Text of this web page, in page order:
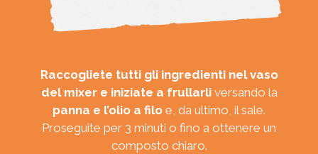
Raccogliete tutti gli ingredienti nel vaso
del mixer e iniziate a frullarliversando la
panna e l’olio a filo e, da ultimo, il sale.
Proseguite per 3 minuti o fino a ottenere un
composto chiaro.